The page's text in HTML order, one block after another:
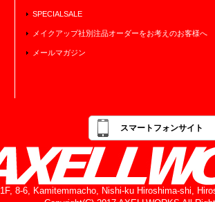
SPECIALSALE
メイクアップ社別注品オーダーをお考えのお客様へ
メールマガジン
スマートフォンサイト
1F, 8-6, Kamitemmacho, Nishi-ku Hiroshima-shi,